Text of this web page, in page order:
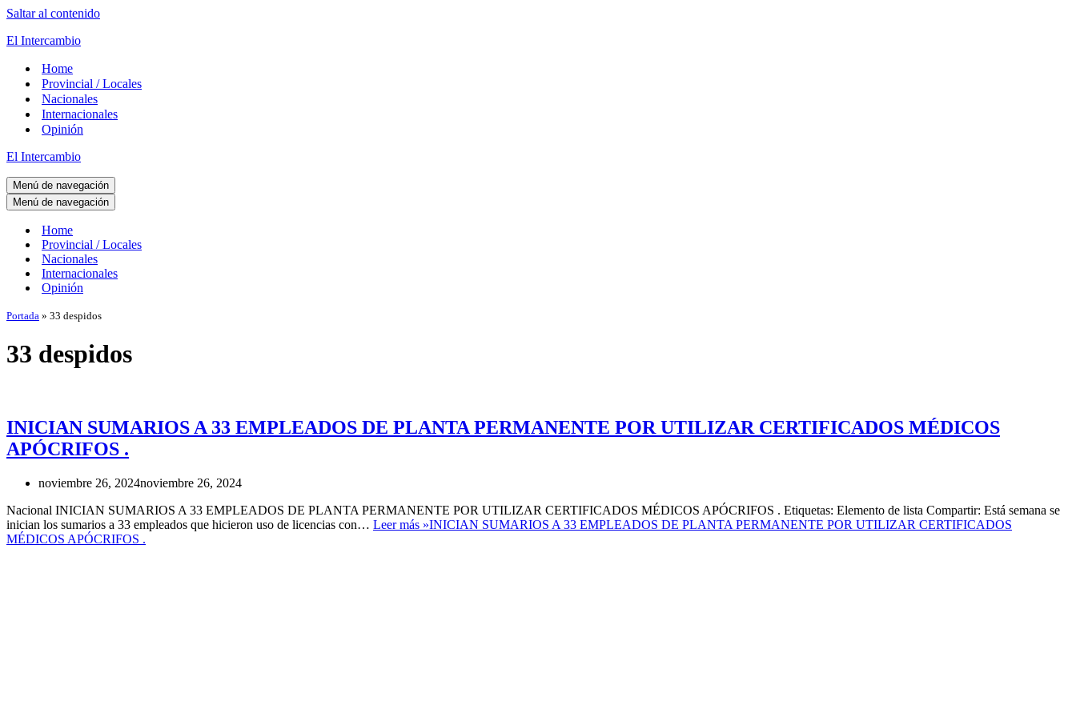
Saltar al contenido
El Intercambio
Home
Provincial / Locales
Nacionales
Internacionales
Opinión
El Intercambio
Menú de navegación
Menú de navegación
Home
Provincial / Locales
Nacionales
Internacionales
Opinión
Portada » 33 despidos
33 despidos
INICIAN SUMARIOS A 33 EMPLEADOS DE PLANTA PERMANENTE POR UTILIZAR CERTIFICADOS MÉDICOS
APÓCRIFOS .
noviembre 26, 2024noviembre 26, 2024
Nacional INICIAN SUMARIOS A 33 EMPLEADOS DE PLANTA PERMANENTE POR UTILIZAR CERTIFICADOS MÉDICOS APÓCRIFOS . Etiquetas: Elemento de lista Compartir: Está semana se
inician los sumarios a 33 empleados que hicieron uso de licencias con… Leer más »INICIAN SUMARIOS A 33 EMPLEADOS DE PLANTA PERMANENTE POR UTILIZAR CERTIFICADOS
MÉDICOS APÓCRIFOS .